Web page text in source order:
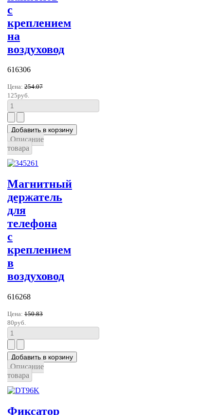
c
креплением
на
воздуховод
616306
Цена: 254.07
125руб.
Описание
товара
Магнитный
держатель
для
телефона
с
креплением
в
воздуховод
616268
Цена: 150.83
80руб.
Описание
товара
Фиксатор